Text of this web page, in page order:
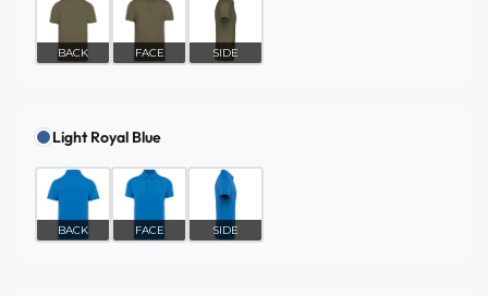
BACK FACE SIDE
Light Royal Blue
BACK FACE SIDE